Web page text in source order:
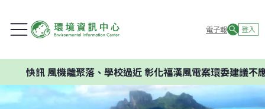
電子報 登入
機離聚落、學校過近 彰化福漢風電案環委建議不應開發